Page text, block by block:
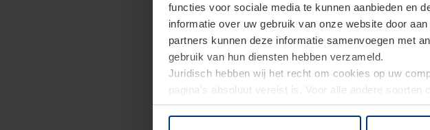
functies voor sociale media te kunnen aanbieden en
informatie over uw gebruik van onze website door
partners kunnen deze informatie samenvoegen met
gebruik van hun diensten hebben verzameld.
Juridisch hebben wij het recht om cookies op uw
pagina's absoluut vereist is. Voor alle andere
moment bij de uitleg van de cookies op pagina